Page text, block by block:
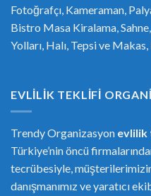
Fotoğrafçı, Kameraman,
Bistro Masa Kiralama,
Yolları, Halı, Tepsi ve
EVLILIK TEKLIFI
Trendy Organizasyon evlilik
Türkiye’nin öncü
tecrübesiyle,
danışmanımız ve yaratıcı